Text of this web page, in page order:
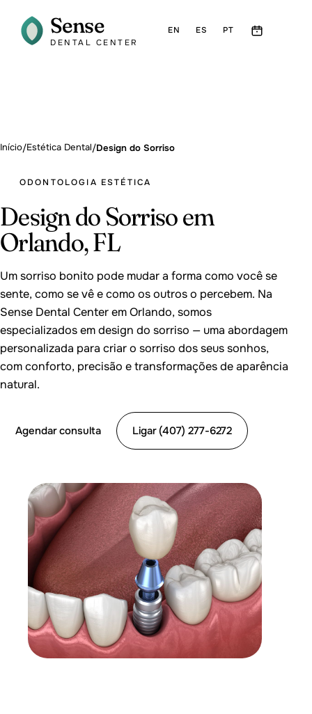
Sense
DENTAL CENTER
EN ES PT
Início/Estética Dental/Design do Sorriso
ODONTOLOGIA ESTÉTICA
Design do Sorriso em
Orlando, FL
Um sorriso bonito pode mudar a forma como você se
sente, como se vê e como os outros o percebem. Na
Sense Dental Center em Orlando, somos
especializados em design do sorriso — uma abordagem
personalizada para criar o sorriso dos seus sonhos,
com conforto, precisão e transformações de aparência
natural.
Agendar consulta Ligar (407) 277-6272